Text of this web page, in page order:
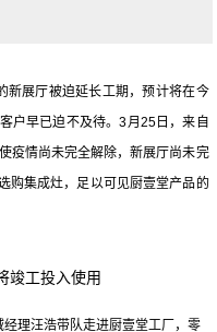
展厅被迫延长工期，预计将在今
户早已迫不及待。3月25日，来自
疫情尚未完全解除，新展厅尚未完
购集成灶，足以可见厨壹堂产品的
竣工投入使用
理汪浩带队走进厨壹堂工厂，零